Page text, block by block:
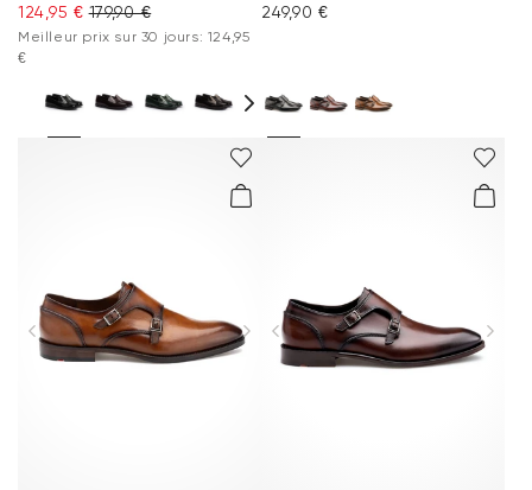
Inspiration
124,95 € 179,90 €
Meilleur prix sur 30 jours: 124,95
€
249,90 €